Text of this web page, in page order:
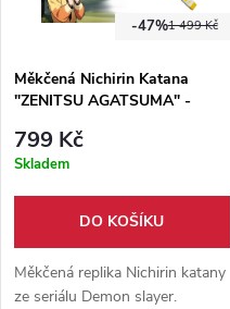
1 499 Kč
-47%
Měkčená Nichirin Katana
"ZENITSU AGATSUMA" -
799 Kč
Skladem
DO KOŠÍKU
Měkčená replika Nichirin katany
ze seriálu Demon slayer.